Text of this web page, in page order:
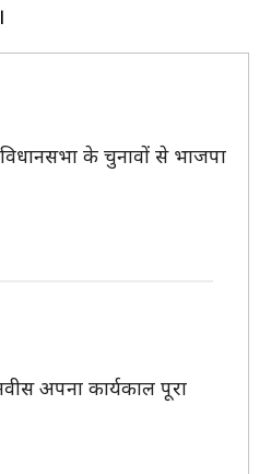
के चुनावों से भाजपा
अपना कार्यकाल पूरा